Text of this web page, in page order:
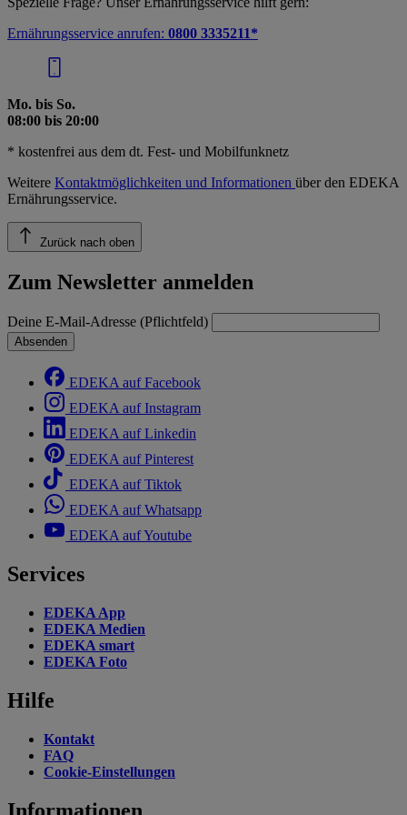
Ernährungsservice anrufen: 0800 3335211*
Mo. bis So.
08:00 bis 20:00
* kostenfrei aus dem dt. Fest- und Mobilfunknetz
Weitere Kontaktmöglichkeiten und Informationen über den EDEKA
Ernährungsservice.
Zurück nach oben
Zum Newsletter anmelden
Deine E-Mail-Adresse (Pflichtfeld)
Absenden
EDEKA auf Facebook
EDEKA auf Instagram
EDEKA auf Linkedin
EDEKA auf Pinterest
EDEKA auf Tiktok
EDEKA auf Whatsapp
EDEKA auf Youtube
Services
EDEKA App
EDEKA Medien
EDEKA smart
EDEKA Foto
Hilfe
Kontakt
FAQ
Cookie-Einstellungen
Informationen